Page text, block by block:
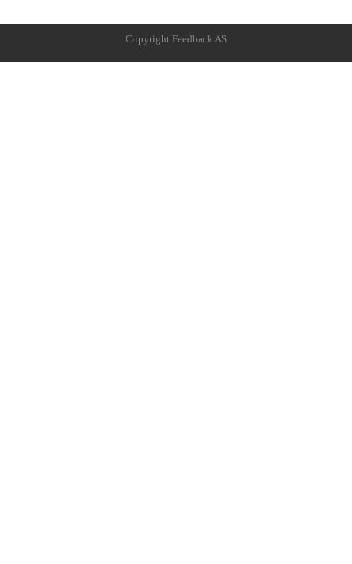
Copyright Feedback AS